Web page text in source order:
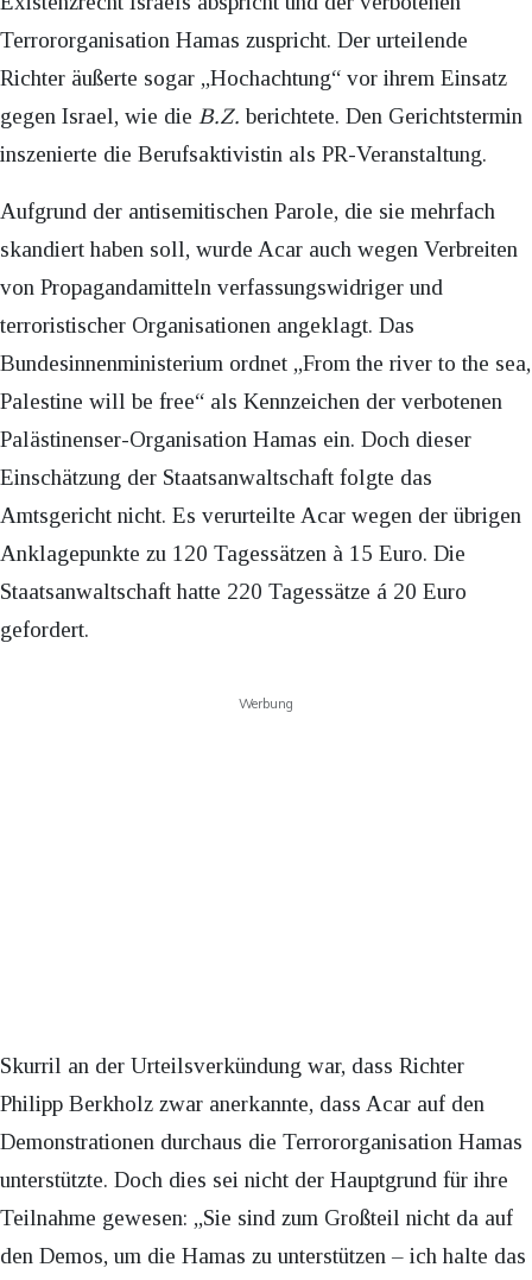
Terrororganisation Hamas zuspricht. Der urteilende
Richter äußerte sogar „Hochachtung“ vor ihrem Einsatz
gegen Israel, wie die B.Z. berichtete. Den Gerichtstermin
inszenierte die Berufsaktivistin als PR-Veranstaltung.
Aufgrund der antisemitischen Parole, die sie mehrfach
skandiert haben soll, wurde Acar auch wegen Verbreiten
von Propagandamitteln verfassungswidriger und
terroristischer Organisationen angeklagt. Das
Bundesinnenministerium ordnet „From the river to the sea,
Palestine will be free“ als Kennzeichen der verbotenen
Palästinenser-Organisation Hamas ein. Doch dieser
Einschätzung der Staatsanwaltschaft folgte das
Amtsgericht nicht. Es verurteilte Acar wegen der übrigen
Anklagepunkte zu 120 Tagessätzen à 15 Euro. Die
Staatsanwaltschaft hatte 220 Tagessätze á 20 Euro
gefordert.
Werbung
Skurril an der Urteilsverkündung war, dass Richter
Philipp Berkholz zwar anerkannte, dass Acar auf den
Demonstrationen durchaus die Terrororganisation Hamas
unterstützte. Doch dies sei nicht der Hauptgrund für ihre
Teilnahme gewesen: „Sie sind zum Großteil nicht da auf
den Demos, um die Hamas zu unterstützen – ich halte das